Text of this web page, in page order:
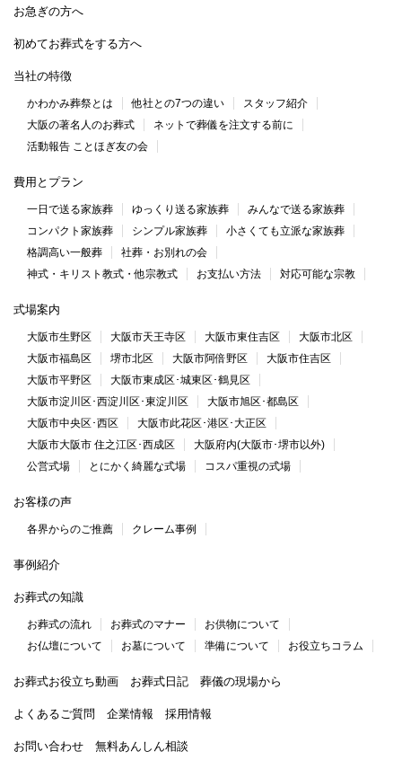
お急ぎの方へ
初めてお葬式をする方へ
当社の特徴
かわかみ葬祭とは 他社との7つの違い
スタッフ紹介
大阪の著名人のお葬式
ネットで葬儀を注文する前に
活動報告 ことほぎ友の会
費用とプラン
一日で送る家族葬 ゆっくり送る家族葬
みんなで送る家族葬
コンパクト家族葬
シンプル家族葬
小さくても立派な家族葬
格調高い一般葬
社葬・お別れの会
神式・キリスト教式・他宗教式
お支払い方法 対応可能な宗教
式場案内
大阪市生野区 大阪市天王寺区 大阪市東住吉区
大阪市北区
大阪市福島区
堺市北区 大阪市阿倍野区
大阪市住吉区
大阪市平野区
大阪市東成区･城東区･鶴見区
大阪市淀川区･西淀川区･東淀川区
大阪市旭区･都島区
大阪市中央区･西区
大阪市此花区･港区･大正区
大阪市大阪市 住之江区･西成区
大阪府内(大阪市･堺市以外)
公営式場
とにかく綺麗な式場 コスパ重視の式場
お客様の声
各界からのご推薦 クレーム事例
事例紹介
お葬式の知識
お葬式の流れ お葬式のマナー
お供物について
お仏壇について
お墓について 準備について お役立ちコラム
お葬式お役立ち動画 お葬式日記 葬儀の現場から
よくあるご質問 企業情報 採用情報
お問い合わせ 無料あんしん相談